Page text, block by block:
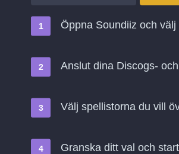
Öppna Soundiiz och
Anslut dina Discogs-
Välj spellistorna du vill
Granska ditt val och